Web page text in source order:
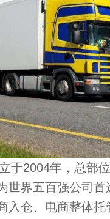
于2004年，总部
世界五百强公司
入仓、电商整体